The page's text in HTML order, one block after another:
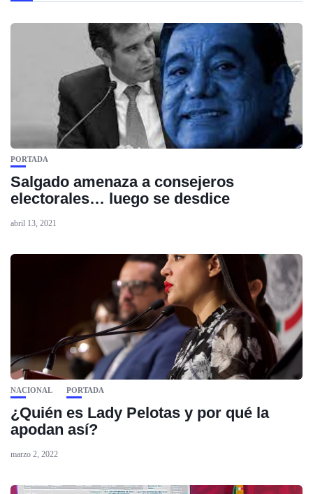
PORTADA
Salgado amenaza a consejeros
electorales… luego se desdice
abril 13, 2021
NACIONAL PORTADA
¿Quién es Lady Pelotas y por qué la
apodan así?
marzo 2, 2022